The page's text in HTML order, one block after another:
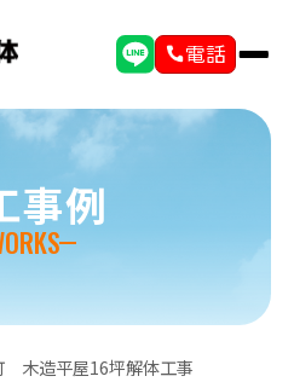
電話
事例
木造平屋16坪解体工事